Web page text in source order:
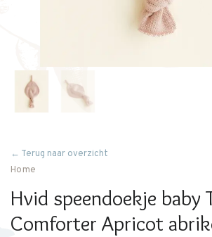
← Terug naar overzicht
Home
Hvid speendoekje baby
Comforter Apricot